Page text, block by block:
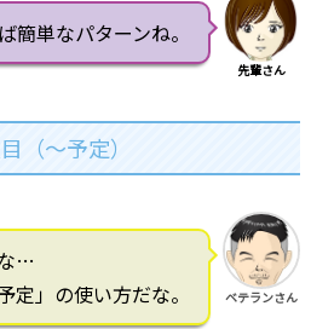
簡単なパターンね。
先輩さん
（～予定）
…
定」の使い方だな。
ベテランさん